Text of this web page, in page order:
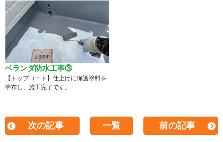
ベランダ防水工事③
【トップコート】仕上げに保護塗料を
塗布し、施工完了です。
次の記事 一覧 前の記事